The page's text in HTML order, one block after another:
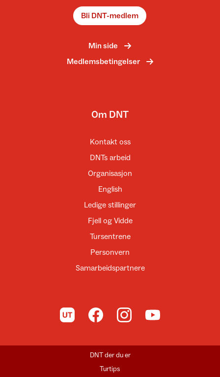
Bli DNT-medlem
Min side
Medlemsbetingelser
Om DNT
Kontakt oss
DNTs arbeid
Organisasjon
English
Ledige stillinger
Fjell og Vidde
Tursentrene
Personvern
Samarbeidspartnere
Til UT.no Til DNT på Facebook
Til DNT på Instagram
Til DNT på YouTube
DNT der du er
Turtips